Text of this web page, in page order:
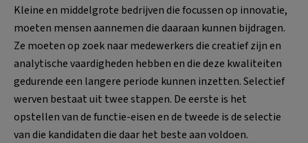
Kleine en middelgrote bedrijven die focussen op innovatie,
moeten mensen aannemen die daaraan kunnen bijdragen.
Ze moeten op zoek naar medewerkers die creatief zijn en
analytische vaardigheden hebben en die deze kwaliteiten
gedurende een langere periode kunnen inzetten. Selectief
werven bestaat uit twee stappen. De eerste is het
opstellen van de functie-eisen en de tweede is de selectie
van die kandidaten die daar het beste aan voldoen.